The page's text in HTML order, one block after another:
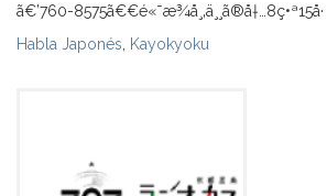
ã€’760-8575ã€€é«˜æ¾å¸‚ä¸¸ã®å†…8ç•ª15å·
Habla Japonés Kayokyoku